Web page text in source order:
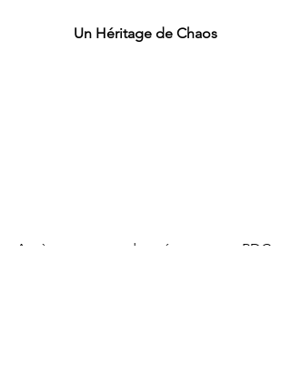
Un Héritage de Chaos
Après trente ans de présence en   RDC,